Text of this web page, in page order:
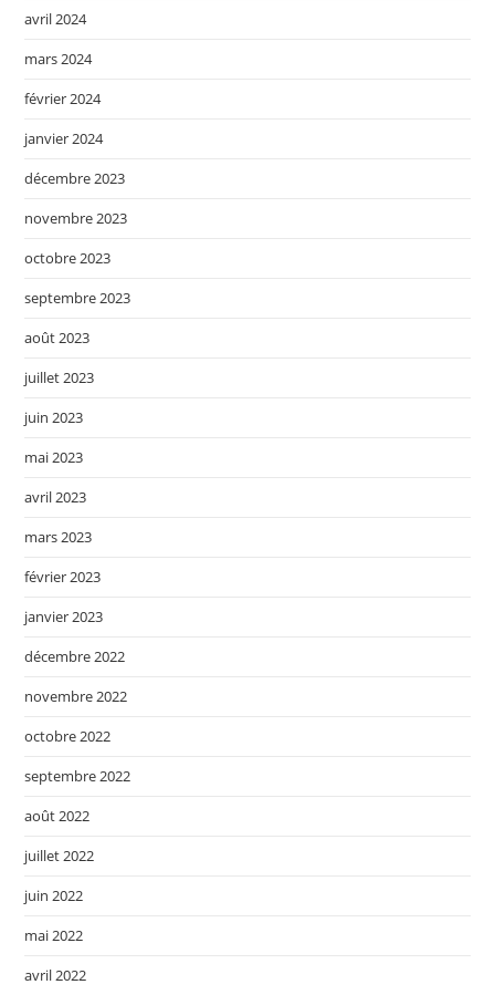
avril 2024
mars 2024
février 2024
janvier 2024
décembre 2023
novembre 2023
octobre 2023
septembre 2023
août 2023
juillet 2023
juin 2023
mai 2023
avril 2023
mars 2023
février 2023
janvier 2023
décembre 2022
novembre 2022
octobre 2022
septembre 2022
août 2022
juillet 2022
juin 2022
mai 2022
avril 2022